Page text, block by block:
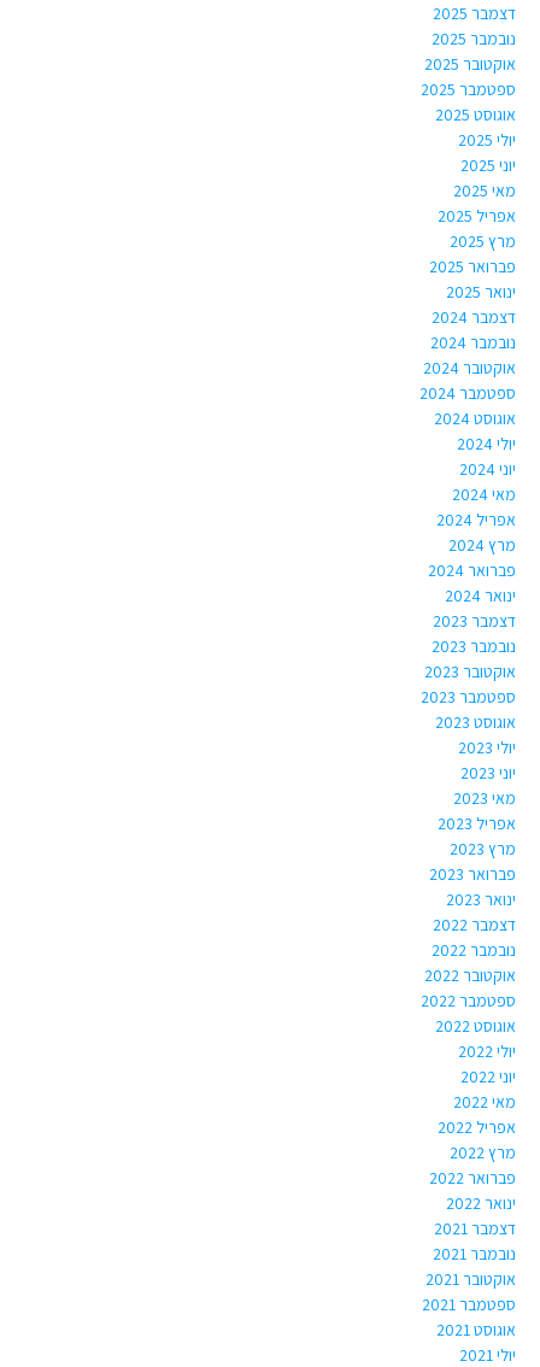
דצמבר 2025
נובמבר 2025
אוקטובר 2025
ספטמבר 2025
אוגוסט 2025
יולי 2025
יוני 2025
מאי 2025
אפריל 2025
מרץ 2025
פברואר 2025
ינואר 2025
דצמבר 2024
נובמבר 2024
אוקטובר 2024
ספטמבר 2024
אוגוסט 2024
יולי 2024
יוני 2024
מאי 2024
אפריל 2024
מרץ 2024
פברואר 2024
ינואר 2024
דצמבר 2023
נובמבר 2023
אוקטובר 2023
ספטמבר 2023
אוגוסט 2023
יולי 2023
יוני 2023
מאי 2023
אפריל 2023
מרץ 2023
פברואר 2023
ינואר 2023
דצמבר 2022
נובמבר 2022
אוקטובר 2022
ספטמבר 2022
אוגוסט 2022
יולי 2022
יוני 2022
מאי 2022
אפריל 2022
מרץ 2022
פברואר 2022
ינואר 2022
דצמבר 2021
נובמבר 2021
אוקטובר 2021
ספטמבר 2021
אוגוסט 2021
יולי 2021